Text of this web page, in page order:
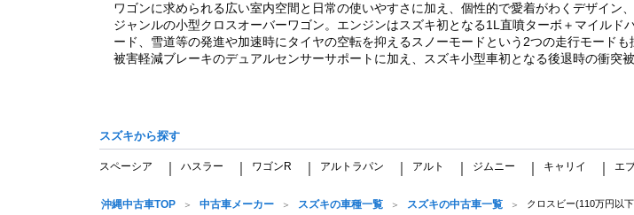
ワゴンに求められる広い室内空間と日常の使いやすさに加え、個性的で愛着がわくデザイ
ジャンルの小型クロスオーバーワゴン。エンジンはスズキ初となる1L直噴ターボ＋マイル
ード、雪道等の発進や加速時にタイヤの空転を抑えるスノーモードという2つの走行モード
被害軽減ブレーキのデュアルセンサーサポートに加え、スズキ小型車初となる後退時の衝突
スズキから探す
スペーシア ハスラー ワゴンR アルトラパン アルト ジムニー キャリイ エ
沖縄中古車TOP 中古車メーカー スズキの車種一覧 スズキの中古車一覧 クロスビー(110万円以